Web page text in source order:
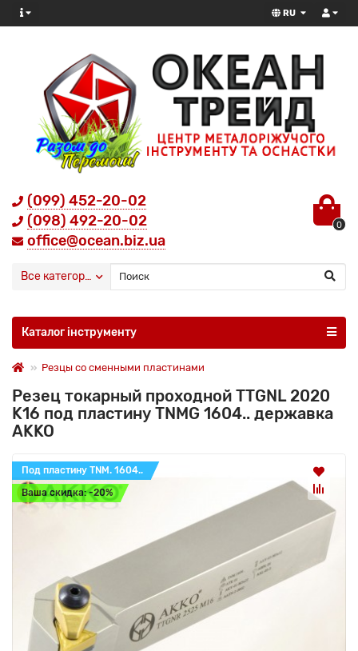
RU
(099) 452-20-02
(098) 492-20-02
office@ocean.biz.ua
0
Все категории
Каталог інструменту
Резцы со сменными пластинами
Резец токарный проходной TTGNL 2020
K16 под пластину TNMG 1604.. державка
AKKO
Под пластину TNM. 1604..
Ваша скидка: -20%